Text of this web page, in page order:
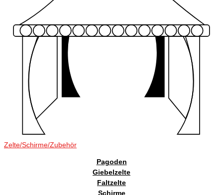
Zelte/Schirme/Zubehör
Pagoden
Giebelzelte
Faltzelte
Schirme